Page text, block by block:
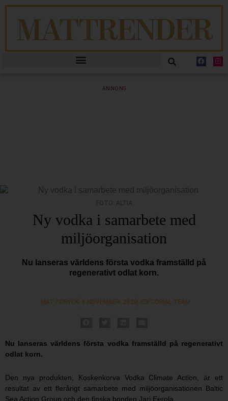
ANNONS
FOTO: ALTIA
Ny vodka i samarbete med
miljöorganisation
Nu lanseras världens första vodka framställd på
regenerativt odlat korn.
MAT / DRYCK 6 NOVEMBER, 2020 EDITORIAL TEAM
Nu lanseras världens första vodka framställd på regenerativt
odlat korn.
Den nya produkten, Koskenkorva Vodka Climate Action, är ett
resultat av ett flerårigt samarbete med miljöorganisationen Baltic
Sea Action Group och den finska bonden Jari Eerola.